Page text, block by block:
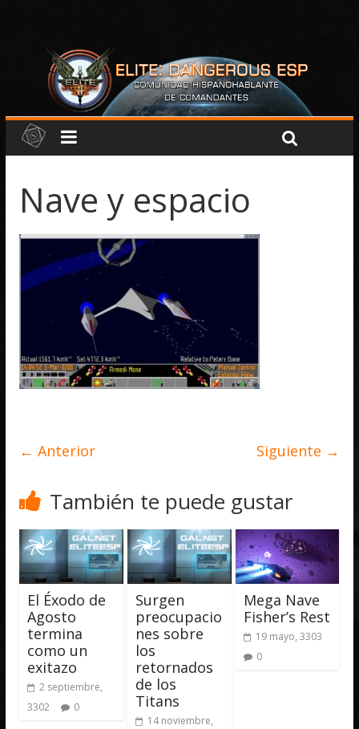
Nave y espacio
← Anterior Siguiente →
También te puede gustar
El Éxodo de
Agosto
termina
como un
exitazo
2 septiembre,
3302
0
Surgen
preocupacio
nes sobre
los
retornados
de los
Titans
14 noviembre,
Mega Nave
Fisher’s Rest
19 mayo, 3303
0